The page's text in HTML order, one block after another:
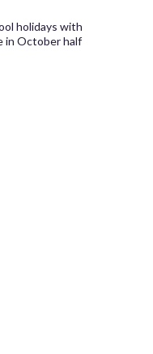
holidays with
in October half